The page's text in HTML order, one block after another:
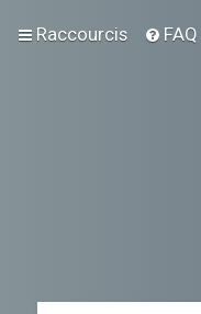
Raccourcis FAQ